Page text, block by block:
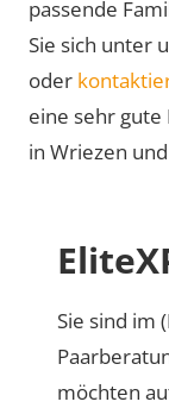
passende
Sie sich unter
oder
eine sehr gute
in Wriezen
Sie sind im
möchten